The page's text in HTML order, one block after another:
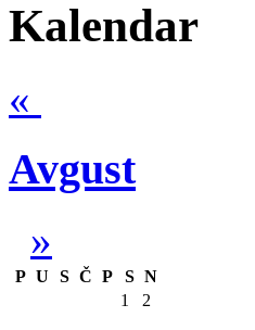
Kalendar
«
Avgust
»
P U S Č P S N
1
2